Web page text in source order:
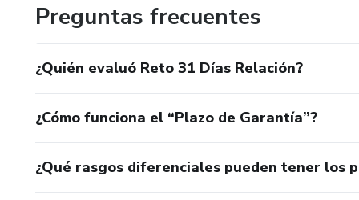
Preguntas frecuentes
¿Quién evaluó Reto 31 Días Relación?
¿Cómo funciona el “Plazo de Garantía”?
¿Qué rasgos diferenciales pueden tener los